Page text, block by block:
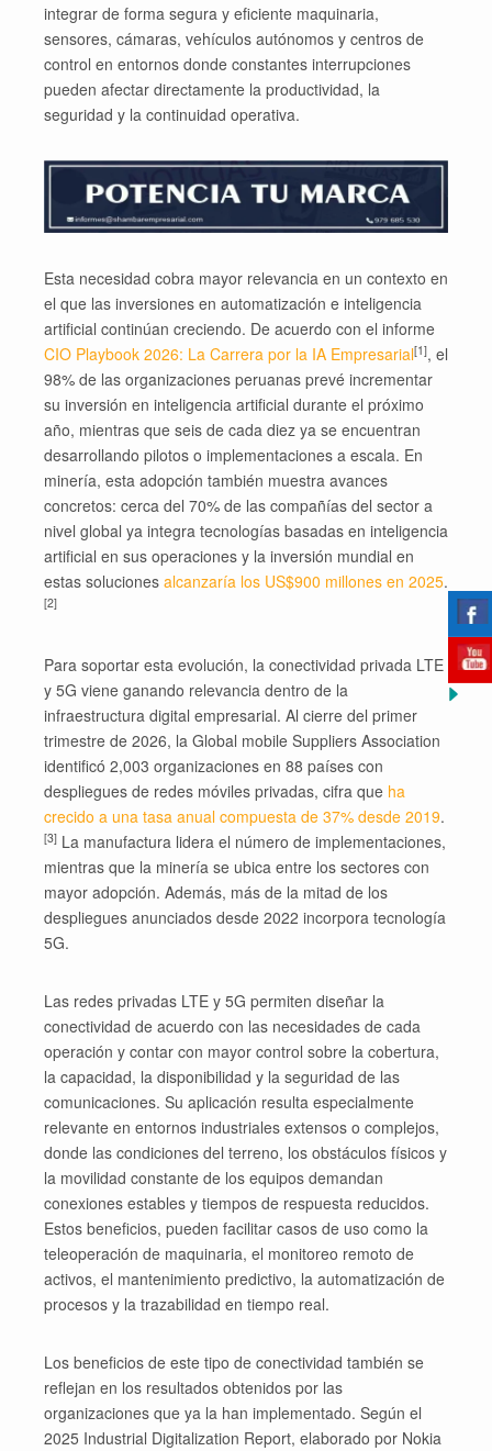
integrar de forma segura y eficiente maquinaria,
sensores, cámaras, vehículos autónomos y centros de
control en entornos donde constantes interrupciones
pueden afectar directamente la productividad, la
seguridad y la continuidad operativa.
Esta necesidad cobra mayor relevancia en un contexto en
el que las inversiones en automatización e inteligencia
artificial continúan creciendo. De acuerdo con el informe
CIO Playbook 2026: La Carrera por la IA Empresarial[1], el
98% de las organizaciones peruanas prevé incrementar
su inversión en inteligencia artificial durante el próximo
año, mientras que seis de cada diez ya se encuentran
desarrollando pilotos o implementaciones a escala. En
minería, esta adopción también muestra avances
concretos: cerca del 70% de las compañías del sector a
nivel global ya integra tecnologías basadas en inteligencia
artificial en sus operaciones y la inversión mundial en
estas soluciones alcanzaría los US$900 millones en 2025.
[2]
Para soportar esta evolución, la conectividad privada LTE
y 5G viene ganando relevancia dentro de la
infraestructura digital empresarial. Al cierre del primer
trimestre de 2026, la Global mobile Suppliers Association
identificó 2,003 organizaciones en 88 países con
despliegues de redes móviles privadas, cifra que ha
crecido a una tasa anual compuesta de 37% desde 2019.
[3] La manufactura lidera el número de implementaciones,
mientras que la minería se ubica entre los sectores con
mayor adopción. Además, más de la mitad de los
despliegues anunciados desde 2022 incorpora tecnología
5G.
Las redes privadas LTE y 5G permiten diseñar la
conectividad de acuerdo con las necesidades de cada
operación y contar con mayor control sobre la cobertura,
la capacidad, la disponibilidad y la seguridad de las
comunicaciones. Su aplicación resulta especialmente
relevante en entornos industriales extensos o complejos,
donde las condiciones del terreno, los obstáculos físicos y
la movilidad constante de los equipos demandan
conexiones estables y tiempos de respuesta reducidos.
Estos beneficios, pueden facilitar casos de uso como la
teleoperación de maquinaria, el monitoreo remoto de
activos, el mantenimiento predictivo, la automatización de
procesos y la trazabilidad en tiempo real.
Los beneficios de este tipo de conectividad también se
reflejan en los resultados obtenidos por las
organizaciones que ya la han implementado. Según el
2025 Industrial Digitalization Report, elaborado por Nokia